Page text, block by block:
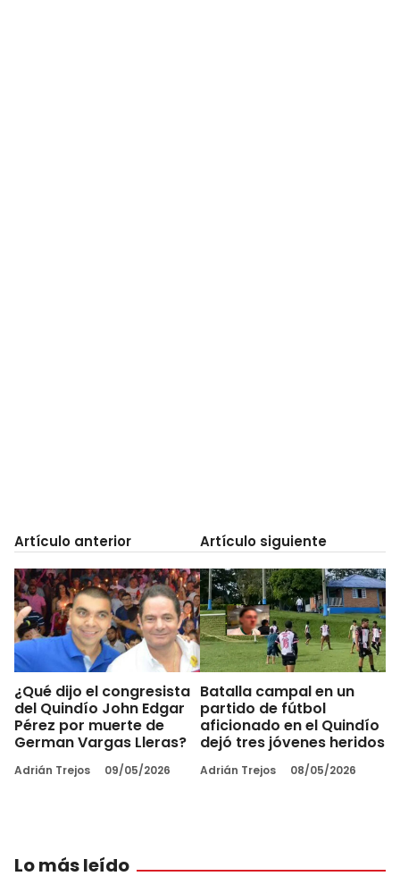
Artículo anterior
¿Qué dijo el congresista
del Quindío John Edgar
Pérez por muerte de
German Vargas Lleras?
Adrián Trejos 09/05/2026
Artículo siguiente
Batalla campal en un
partido de fútbol
aficionado en el Quindío
dejó tres jóvenes heridos
Adrián Trejos 08/05/2026
Lo más leído